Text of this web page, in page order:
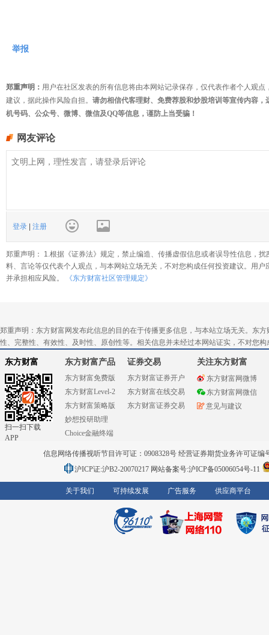
举报
郑重声明： 用户在社区发表的所有信息将由本网站记录保存，仅代表作者个人观
建议，据此操作风险自担。 请勿相信代客理财、免费荐股和炒股培训等宣传内容
机号码、公众号、微博、微信及QQ等信息，谨防上当受骗！
网友评论
登录 注册
郑重声明： 1.根据《证券法》规定，禁止编造、传播虚假信息或者误导性信息，
料、言论等仅代表个人观点，与本网站立场无关，不对您构成任何投资建议。用
并承担相应风险。
《东方财富社区管理规定》
郑重声明：东方财富网发布此信息的目的在于传播更多信息，与本站立场无关。东
性、完整性、有效性、及时性、原创性等。相关信息并未经过本网站证实，不对您
东方财富
扫一扫下载
APP
东方财富产品
东方财富免费版
东方财富Level-2
东方财富策略版
妙想投研助理
Choice金融终端
证券交易
东方财富证券开户
东方财富在线交易
东方财富证券交易
关注东方财富
东方财富网微博
东方财富网微信
意见与建议
信息网络传播视听节目许可证：0908328号 经营证券期货业务许可证编
沪ICP证:沪B2-20070217 网站备案号:沪ICP备05006054号-11
关于我们 可持续发展 广告服务 供应商平台